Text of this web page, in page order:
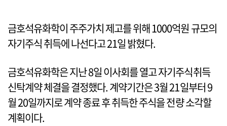
금호석유화학이 주주가치 제고를 위해 1000억원 규모의
자기주식 취득에 나선다고 21일 밝혔다.
금호석유화학은 지난 8일 이사회를 열고 자기주식취득
신탁계약 체결을 결정했다. 계약기간은 3월 21일부터 9
월 20일까지로 계약 종료 후 취득한 주식을 전량 소각할
계획이다.